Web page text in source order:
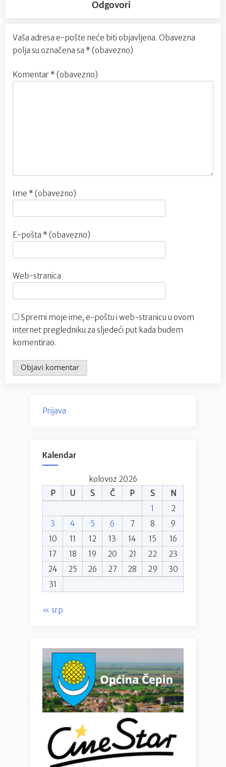
Odgovori
Vaša adresa e-pošte neće biti objavljena. Obavezna
polja su označena sa * (obavezno)
Komentar * (obavezno)
Ime * (obavezno)
E-pošta * (obavezno)
Web-stranica
Spremi moje ime, e-poštu i web-stranicu u ovom
internet pregledniku za sljedeći put kada budem
komentirao.
Prijava
Kalendar
kolovoz 2026
P
U S Č P S
N
1
2
3
4 5 6 7 8
9
10
11 12 13 14 15
16
17
18 19 20 21 22
23
24
25 26 27 28 29
30
31
« srp